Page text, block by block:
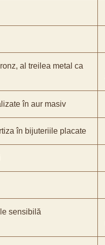
al treilea metal ca
în aur masiv
în bijuteriile placate
sensibilă